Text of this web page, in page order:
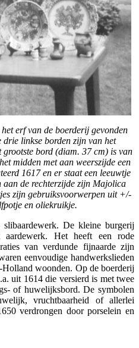
erf van de boerderij gevonden
linkse borden zijn van het
bord (diam. 37 cm) is van
midden met aan weerszijde een
1617 en er staat een leeuwtje
aan de rechterzijde zijn Majolica
zijn gebruiksvoorwerpen uit +/-
en oliekruikje.
slibaardewerk. De kleine burgerij
Het heeft een rode
van verdunde fijnaarde zijn
eenvoudige handwerkslieden
woonden. Op de boerderij
uit 1614 die versierd is met twee
of huwelijksbord. De symbolen
vruchtbaarheid of allerlei
verdrongen door porselein en